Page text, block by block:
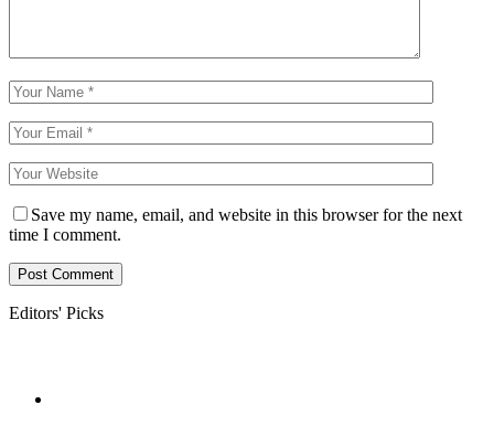
Save my name, email, and website in this browser for the next
time I comment.
Editors' Picks